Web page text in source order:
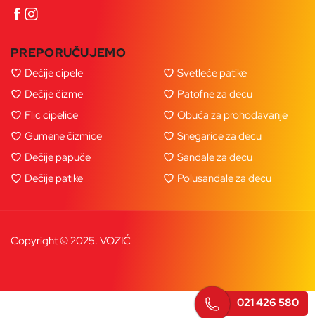
PREPORUČUJEMO
Dečije cipele
Dečije čizme
Flic cipelice
Gumene čizmice
Dečije papuče
Dečije patike
Svetleće patike
Patofne za decu
Obuća za prohodavanje
Snegarice za decu
Sandale za decu
Polusandale za decu
Copyright © 2025. VOZIĆ
021 426 580